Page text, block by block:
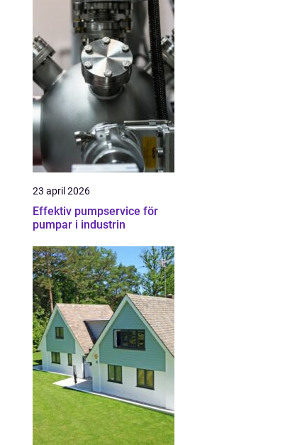
23 april 2026
Effektiv pumpservice för
pumpar i industrin